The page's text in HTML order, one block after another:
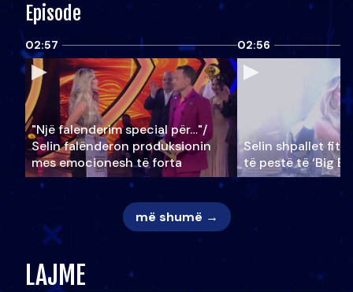
Episode
02:57
"Një falenderim special për…"/
Selin falënderon produksionin
mes emocionesh të forta
02:56
Selin shpallet
të pestë të ‘Big
më shumë →
LAJME